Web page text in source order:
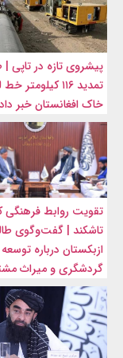
پیشروی تازه در تاپی |
تمدید ۱۱۶ کیلومتر
خاک افغانستان خبر
تقویت روابط فرهنگی
تاشکند | گفت‌وگوی
ازبکستان درباره توسعه
گردشگری و میراث